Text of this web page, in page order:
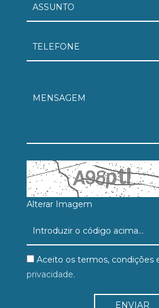
Alterar Imagem
Aceito os termos, condições
privacidade.